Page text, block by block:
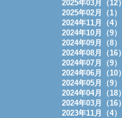
2025年03月（12）
2025年02月（1）
2024年11月（4）
2024年10月（9）
2024年09月（8）
2024年08月（16）
2024年07月（9）
2024年06月（10）
2024年05月（9）
2024年04月（18）
2024年03月（16）
2023年11月（4）